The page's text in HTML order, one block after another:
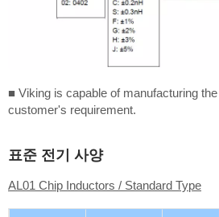
■ Viking is capable of manufacturing
customer's requirement.
표준 전기 사양
AL01 Chip Inductors / Standard Type